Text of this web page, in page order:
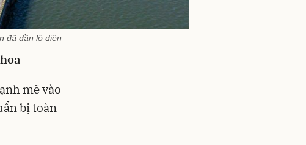
đã dần lộ diện
mẽ vào
bị toàn